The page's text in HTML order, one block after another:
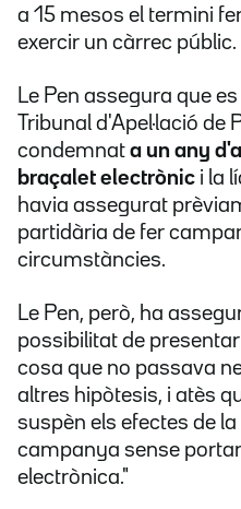
a 15 mesos el termini
exercir un càrrec públic.
Le Pen assegura que
Tribunal d'Apel·lació
condemnat a un any
braçalet electrònic i la
havia assegurat
partidària de fer
circumstàncies.
Le Pen, però, ha
possibilitat de
cosa que no passava
altres hipòtesis, i atès
suspèn els efectes de
campanya sense
electrònica."